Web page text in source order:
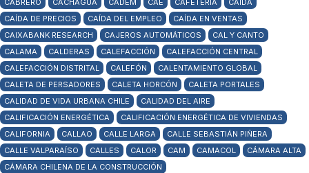
CABRERO
CACHAGUA CADEM CAE CAFETERÍA
CAÍDA
CAÍDA DE PRECIOS
CAÍDA DEL EMPLEO
CAÍDA EN VENTAS
CAIXABANK RESEARCH
CAJEROS AUTOMÁTICOS
CAL Y CANTO
CALAMA
CALDERAS CALEFACCIÓN
CALEFACCIÓN CENTRAL
CALEFACCIÓN DISTRITAL
CALEFÓN
CALENTAMIENTO GLOBAL
CALETA DE PERSADORES
CALETA HORCÓN
CALETA PORTALES
CALIDAD DE VIDA URBANA CHILE
CALIDAD DEL AIRE
CALIFICACIÓN ENERGÉTICA
CALIFICACIÓN ENERGÉTICA DE VIVIENDAS
CALIFORNIA
CALLAO CALLE LARGA
CALLE SEBASTIÁN PIÑERA
CALLE VALPARAÍSO
CALLES CALOR CAM CAMACOL
CÁMARA ALTA
CÁMARA CHILENA DE LA CONSTRUCCIÓN